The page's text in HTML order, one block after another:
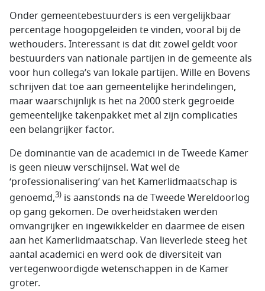
Onder gemeentebestuurders is een vergelijkbaar
percentage hoogopgeleiden te vinden, vooral bij de
wethouders. Interessant is dat dit zowel geldt voor
bestuurders van nationale partijen in de gemeente als
voor hun collega’s van lokale partijen. Wille en Bovens
schrijven dat toe aan gemeentelijke herindelingen,
maar waarschijnlijk is het na 2000 sterk gegroeide
gemeentelijke takenpakket met al zijn complicaties
een belangrijker factor.
De dominantie van de academici in de Tweede Kamer
is geen nieuw verschijnsel. Wat wel de
‘professionalisering’ van het Kamerlidmaatschap is
genoemd,3) is aanstonds na de Tweede Wereldoorlog
op gang gekomen. De overheidstaken werden
omvangrijker en ingewikkelder en daarmee de eisen
aan het Kamerlidmaatschap. Van lieverlede steeg het
aantal academici en werd ook de diversiteit van
vertegenwoordigde wetenschappen in de Kamer
groter.